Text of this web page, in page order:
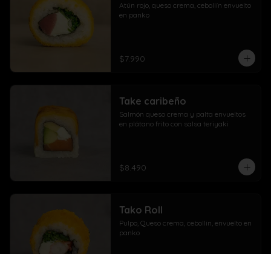
Atún rojo, queso crema, cebollín envuelto
en panko
$7.990
Take caribeño
Salmón queso crema y palta envueltos
en plátano frito con salsa teriyaki
$8.490
Tako Roll
Pulpo, Queso crema, cebollin, envuelto en
panko